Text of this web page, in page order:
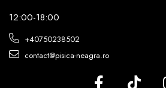
12:00-18:00
+40750238502
contact@pisica-neagra.ro